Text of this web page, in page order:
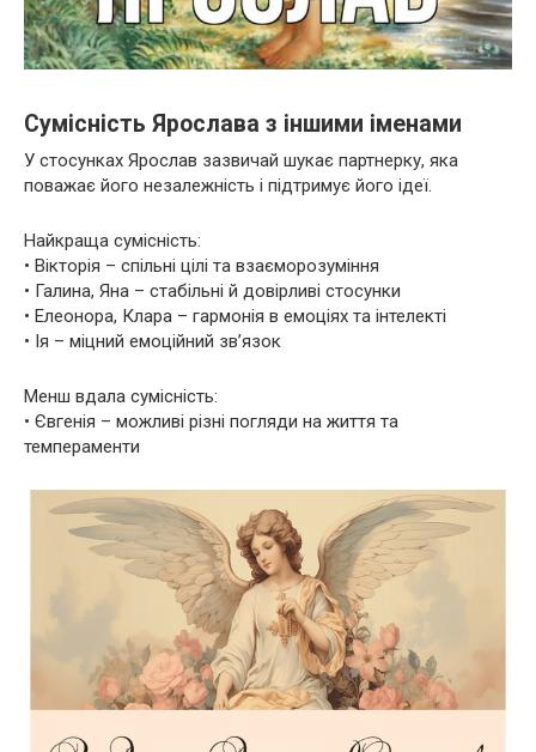
Сумісність Ярослава з іншими іменами
У стосунках Ярослав зазвичай шукає партнерку, яка
поважає його незалежність і підтримує його ідеї.
Найкраща сумісність:
• Вікторія – спільні цілі та взаєморозуміння
• Галина, Яна – стабільні й довірливі стосунки
• Елеонора, Клара – гармонія в емоціях та інтелекті
• Ія – міцний емоційний зв’язок
Менш вдала сумісність:
• Євгенія – можливі різні погляди на життя та
темпераменти